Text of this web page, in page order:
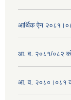
आर्थिक ऐन
आ. व. २०८१/०८२ को
आ. व. २०८०।०८१